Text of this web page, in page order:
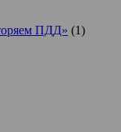
ПДД» (1)